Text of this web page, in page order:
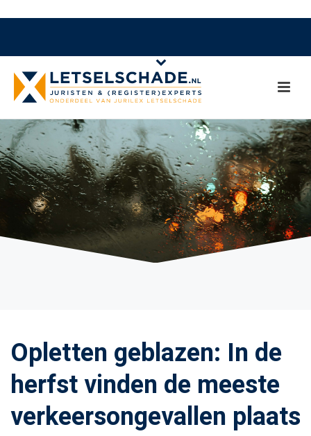
Opletten geblazen: In de
herfst vinden de meeste
verkeersongevallen plaats